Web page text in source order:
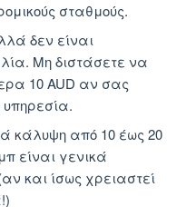
σταθμούς.
δεν είναι
Μη διστάσετε να
10 AUD αν σας
υπηρεσία.
κάλυψη από 10 έως 20
είναι γενικά
και ίσως χρειαστεί